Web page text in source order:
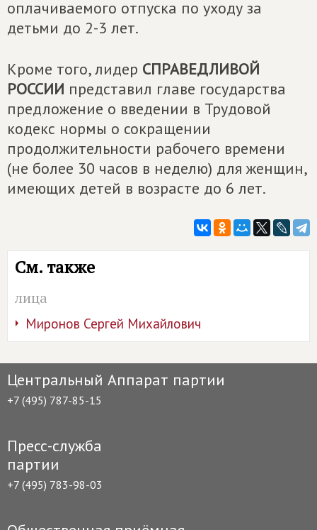
оплачиваемого отпуска по уходу за
детьми до 2-3 лет.
Кроме того, лидер СПРАВЕДЛИВОЙ
РОССИИ представил главе государства
предложение о введении в Трудовой
кодекс нормы о сокращении
продолжительности рабочего времени
(не более 30 часов в неделю) для женщин,
имеющих детей в возрасте до 6 лет.
См. также
лица
Миронов Сергей Михайлович
Центральный Аппарат партии
+7 (495) 787-85-15
Пресс-служба
партии
+7 (495) 783-98-03